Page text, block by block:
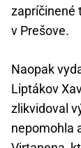
zapríčinené
v Prešove.
Naopak
Liptákov
zlikvidoval
nepomohla